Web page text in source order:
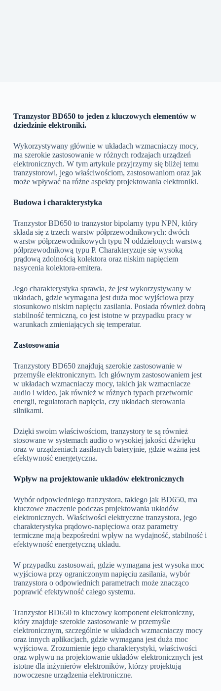
Tranzystor BD650 to jeden z kluczowych elementów w
dziedzinie elektroniki.
Wykorzystywany głównie w układach wzmacniaczy mocy,
ma szerokie zastosowanie w różnych rodzajach urządzeń
elektronicznych. W tym artykule przyjrzymy się bliżej temu
tranzystorowi, jego właściwościom, zastosowaniom oraz jak
może wpływać na różne aspekty projektowania elektroniki.
Budowa i charakterystyka
Tranzystor BD650 to tranzystor bipolarny typu NPN, który
składa się z trzech warstw półprzewodnikowych: dwóch
warstw półprzewodnikowych typu N oddzielonych warstwą
półprzewodnikową typu P. Charakteryzuje się wysoką
prądową zdolnością kolektora oraz niskim napięciem
nasycenia kolektora-emitera.
Jego charakterystyka sprawia, że jest wykorzystywany w
układach, gdzie wymagana jest duża moc wyjściowa przy
stosunkowo niskim napięciu zasilania. Posiada również dobrą
stabilność termiczną, co jest istotne w przypadku pracy w
warunkach zmieniających się temperatur.
Zastosowania
Tranzystory BD650 znajdują szerokie zastosowanie w
przemyśle elektronicznym. Ich głównym zastosowaniem jest
w układach wzmacniaczy mocy, takich jak wzmacniacze
audio i wideo, jak również w różnych typach przetwornic
energii, regulatorach napięcia, czy układach sterowania
silnikami.
Dzięki swoim właściwościom, tranzystory te są również
stosowane w systemach audio o wysokiej jakości dźwięku
oraz w urządzeniach zasilanych bateryjnie, gdzie ważna jest
efektywność energetyczna.
Wpływ na projektowanie układów elektronicznych
Wybór odpowiedniego tranzystora, takiego jak BD650, ma
kluczowe znaczenie podczas projektowania układów
elektronicznych. Właściwości elektryczne tranzystora, jego
charakterystyka prądowo-napięciowa oraz parametry
termiczne mają bezpośredni wpływ na wydajność, stabilność i
efektywność energetyczną układu.
W przypadku zastosowań, gdzie wymagana jest wysoka moc
wyjściowa przy ograniczonym napięciu zasilania, wybór
tranzystora o odpowiednich parametrach może znacząco
poprawić efektywność całego systemu.
Tranzystor BD650 to kluczowy komponent elektroniczny,
który znajduje szerokie zastosowanie w przemyśle
elektronicznym, szczególnie w układach wzmacniaczy mocy
oraz innych aplikacjach, gdzie wymagana jest duża moc
wyjściowa. Zrozumienie jego charakterystyki, właściwości
oraz wpływu na projektowanie układów elektronicznych jest
istotne dla inżynierów elektroników, którzy projektują
nowoczesne urządzenia elektroniczne.